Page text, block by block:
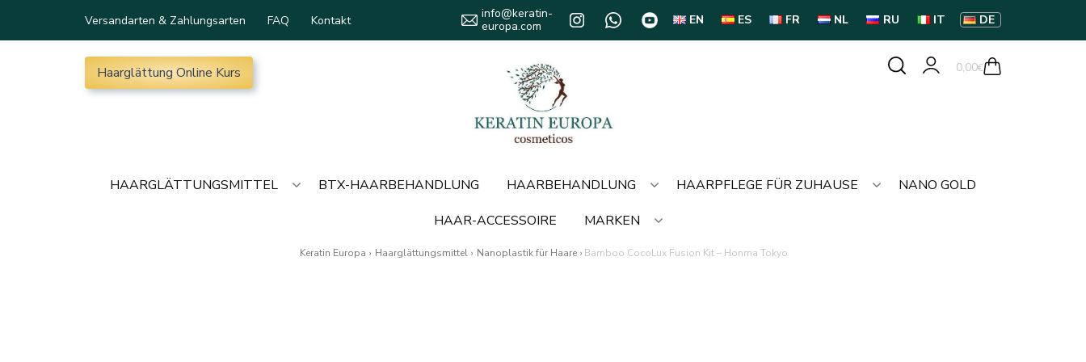
Versandarten & Zahlungsarten FAQ Kontakt
info@keratin-
europa.com
EN ES FR NL RU IT DE
Haarglättung Online Kurs 0,00€
HAARGLÄTTUNGSMITTEL BTX-HAARBEHANDLUNG HAARBEHANDLUNG HAARPFLEGE FÜR ZUHAUSE
NANO GOLD
HAAR-ACCESSOIRE
MARKEN
Keratin Europa › Haarglättungsmittel › Nanoplastik für Haare › Bamboo CocoLux Fusion Kit – Honma Tokyo